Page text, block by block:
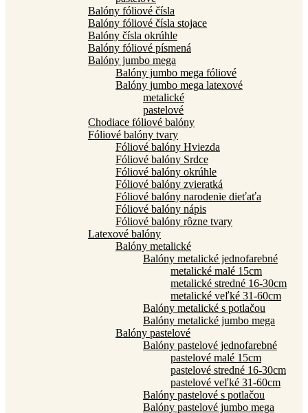
Balóny fóliové čísla
Balóny fóliové čísla stojace
Balóny čísla okrúhle
Balóny fóliové písmená
Balóny jumbo mega
Balóny jumbo mega fóliové
Balóny jumbo mega latexové
metalické
pastelové
Chodiace fóliové balóny
Fóliové balóny tvary
Fóliové balóny Hviezda
Fóliové balóny Srdce
Fóliové balóny okrúhle
Fóliové balóny zvieratká
Fóliové balóny narodenie dieťaťa
Fóliové balóny nápis
Fóliové balóny rôzne tvary
Latexové balóny
Balóny metalické
Balóny metalické jednofarebné
metalické malé 15cm
metalické stredné 16-30cm
metalické veľké 31-60cm
Balóny metalické s potlačou
Balóny metalické jumbo mega
Balóny pastelové
Balóny pastelové jednofarebné
pastelové malé 15cm
pastelové stredné 16-30cm
pastelové veľké 31-60cm
Balóny pastelové s potlačou
Balóny pastelové jumbo mega